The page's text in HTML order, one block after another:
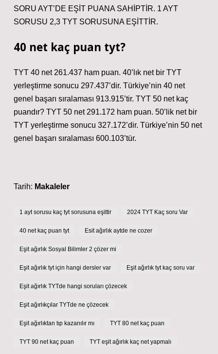
SORU AYT’DE EŞİT PUANA SAHİPTİR. 1 AYT
SORUSU 2,3 TYT SORUSUNA EŞİTTİR.
40 net kaç puan tyt?
TYT 40 net 261.437 ham puan. 40’lık net bir TYT
yerleştirme sonucu 297.437’dir. Türkiye’nin 40 net
genel başarı sıralaması 913.915’tir. TYT 50 net kaç
puandır? TYT 50 net 291.172 ham puan. 50’lik net bir
TYT yerleştirme sonucu 327.172’dir. Türkiye’nin 50 net
genel başarı sıralaması 600.103’tür.
Tarih: Makaleler
1 ayt sorusu kaç tyt sorusuna eşittir 2024 TYT Kaç soru Var
40 net kaç puan tyt Esit ağırlık aytde ne cozer
Eşit ağırlık Sosyal Bilimler 2 çözer mi
Eşit ağırlık tyt için hangi dersler var Eşit ağırlık tyt kaç soru var
Eşit ağırlık TYTde hangi soruları çözecek
Eşit ağırlıkçılar TYTde ne çözecek
Eşit ağırlıktan tıp kazanılır mı TYT 80 net kaç puan
TYT 90 net kaç puan TYT eşit ağırlık kaç net yapmalı